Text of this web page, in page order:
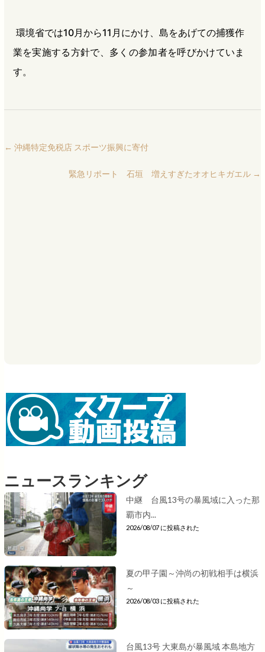
環境省では10月から11月にかけ、島をあげての捕獲作
業を実施する方針で、多くの参加者を呼びかけていま
す。
← 沖縄特定免税店 スポーツ振興に寄付
緊急リポート 石垣 増えすぎたオオヒキガエル →
ニュースランキング
中継 台風13号の暴風域に入った那
覇市内...
2026/08/07 に投稿された
夏の甲子園～沖尚の初戦相手は横浜
～
2026/08/03 に投稿された
台風13号 大東島が暴風域 本島地方